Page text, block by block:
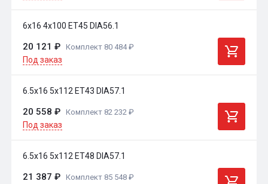
6x16 4x100 ET45 DIA56.1
20 121 ₽ Комплект 80 484 ₽
Под заказ
6.5x16 5x112 ET43 DIA57.1
20 558 ₽ Комплект 82 232 ₽
Под заказ
6.5x16 5x112 ET48 DIA57.1
21 387 ₽ Комплект 85 548 ₽